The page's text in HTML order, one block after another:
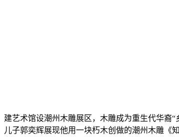
建艺术馆设潮州木雕展区，木雕成为重生代华裔“
儿子郭奕辉展现他用一块朽木创做的潮州木雕《